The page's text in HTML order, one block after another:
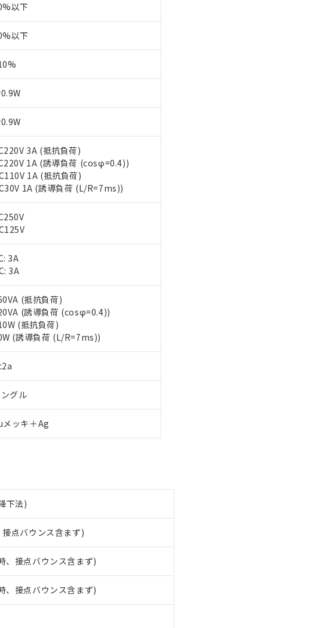
以下
以下
3A (抵抗負荷)
1A (誘導負荷 (cosφ=0.4))
1A (抵抗負荷)
1A (誘導負荷 (L/R=7ms))
3A
3A
(抵抗負荷)
(誘導負荷 (cosφ=0.4))
(抵抗負荷)
(誘導負荷 (L/R=7ms))
グル
メッキ＋Ag
下法)
点バウンス含まず)
、接点バウンス含まず)
、接点バウンス含まず)
、同意のうえご利用ください。
標準価格はお客様のお取引先、またはお客様担当のオムロン制御機器販売店・
ださい。
店や当社販売拠点は「販売ネットワーク
」をご確認ください。
格結果を当社の事前の承諾なく第三者に漏洩または開示しないようお願いしま
ト上で当社にご登録された部品リストについて、当社および当社の共同利用者
ビスに関するお客様との取引・商談に必要な範囲で利用することをご了承くだ
（10物質）の非含有に対応した製品が提供可能な商品です。
令（10物質）の非含有に非対応の商品で、対応品を出す予定はありません。
令（10物質）の非含有の対応状況を調査中または確認中の商品です。
無形物で、有害物質有無と関係のない商品です。
含有部品としていたものが、含有品と判明した場合などやむを得ず変更すること
制御機器に対する適用除外項目は除く。
ては閾値を超える意図的な使用がないことを確認しています。
により、予定月が前後することがあります。
が中国RoHSの基準値以下であることを示します。
が中国RoHSの基準値を超えていることを示します。
、 Cd(カドミウム) : 100ppm、
DIBP(フタル酸ジイソブチル) : 1000ppm、 BBP(フタル酸ブチルベンジル) : 1000ppm、
のすべてが基準値以下であることを示します。
おいて有害物質が外部に漏えいし、環境に深刻な影響を及ぼさない年数を意
兵器、ミサイル、化学兵器、生物兵器またはその他武器並びにこれらの製造装
ません。
三者に販売する場合は、上記1、2および3の内容を当該第三者に通知します。
よび販売に係わる関係者が違法に輸出するおそれがある場合は、取り引きをい
あり
いが在庫あり
庫状況については、お客様のお取引先、またはお客様担当のオムロン制御
販売員にご確認ください)
た在庫状況の情報を公開していない機種